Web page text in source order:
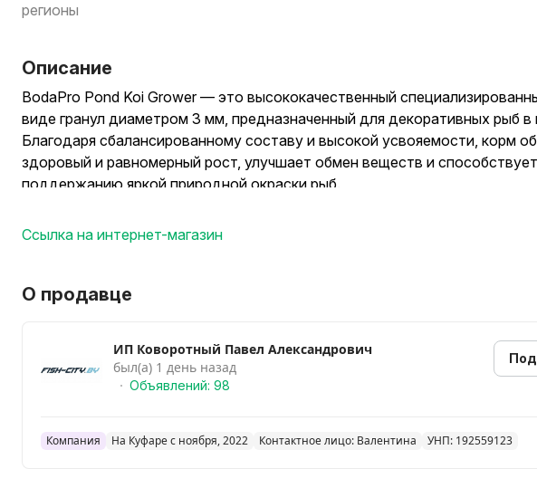
регионы
Описание
BodaPro Pond Koi Grower — это высококачественный
виде гранул диаметром 3 мм, предназначенный для декоративных рыб в
Благодаря сбалансированному составу и высокой усвояемости, корм
здоровый и равномерный рост, улучшает обмен веществ и способствует
поддержанию яркой природной окраски рыб.
Плавающие палочки обеспечивают питание, которое близко к
микроэлементы.
в виде плавающих на поверхности воды палочек для полноценного и
сбалансированного питания.
0,25 кг - 14 BYN
Ссылка на интернет-магазин
О продавце
ИП Коворотный Павел Александрович
был(а) 1 день назад
Объявлений: 98
Компания На Куфаре с ноября, 2022 Контактное лицо: Валентина УНП: 192559123